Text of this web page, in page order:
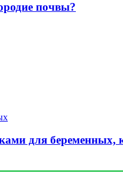
почвы?
для беременных,